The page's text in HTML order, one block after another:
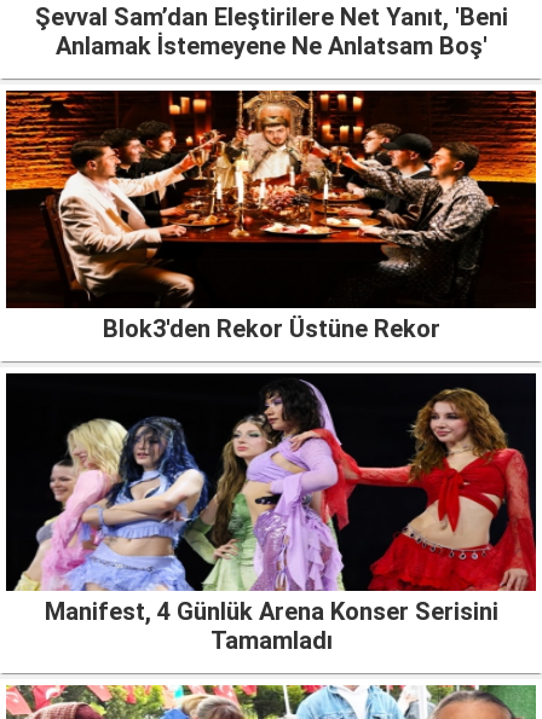
Şevval Sam’dan Eleştirilere Net Yanıt, 'Beni
Anlamak İstemeyene Ne Anlatsam Boş'
Blok3'den Rekor Üstüne Rekor
Manifest, 4 Günlük Arena Konser Serisini
Tamamladı